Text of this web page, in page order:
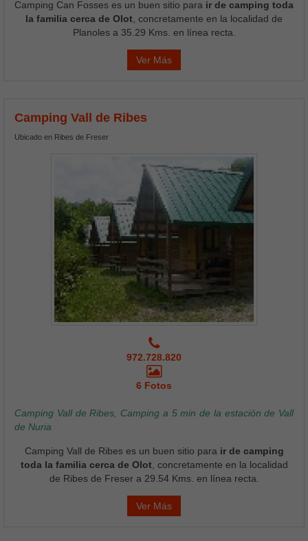
Camping Can Fosses es un buen sitio para ir de camping toda
la familia cerca de Olot , concretamente en la localidad de
Planoles a 35.29 Kms. en línea recta.
Ver Más
Camping Vall de Ribes
Ubicado en Ribes de Freser
972.728.820
6 Fotos
Camping Vall de Ribes, Camping a 5 min de la estación de Vall
de Nuria
Camping Vall de Ribes es un buen sitio para ir de camping
toda la familia cerca de Olot, concretamente en la localidad
de Ribes de Freser a 29.54 Kms. en línea recta.
Ver Más